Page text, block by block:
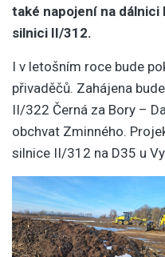
také napojení na dálnici
silnici II/312.
I v letošním roce bude
přivaděčů. Zahájena
II/322 Černá za Bory –
obchvat Zminného.
silnice II/312 na D35 u